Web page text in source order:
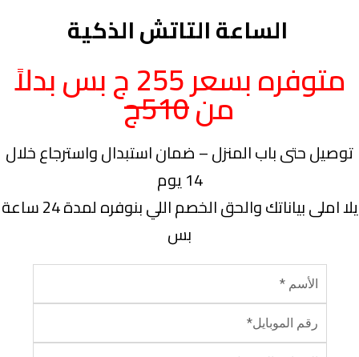
متوفره بسعر 255 ج بس بدلاً
من510ج
توصيل حتى باب المنزل – ضمان استبدال واسترجاع خلال
14 يوم
يلا املى بياناتك والحق الخصم اللي بنوفره لمدة 24 ساعة
بس